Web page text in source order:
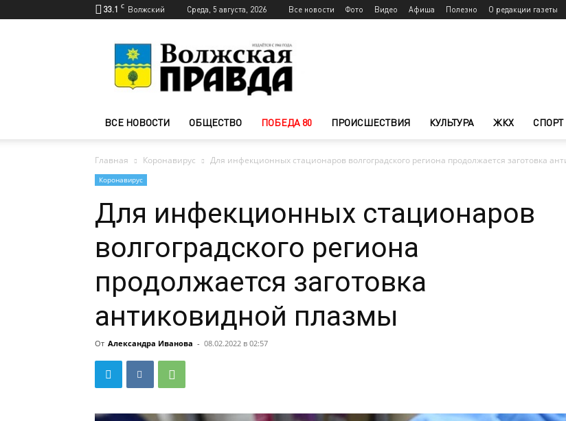
33.1 C Волжский Среда, 5 августа, 2026 Все новости Фото Видео Афиша Полезно О редакции газеты
Волжского
—
Волжская
ВСЕ НОВОСТИ ОБЩЕСТВО ПОБЕДА 80 ПРОИСШЕСТВИЯ КУЛЬТУРА ЖКХ СПОРТ
Главная Коронавирус Для инфекционных стационаров волгоградского региона продолжается заготовка
Коронавирус
Для инфекционных стационаров
волгоградского региона
продолжается заготовка
антиковидной плазмы
От Александра Иванова - 08.02.2022 в 02:57